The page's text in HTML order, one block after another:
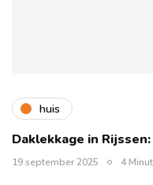
huis
Daklekkage in
19 september 2025 4